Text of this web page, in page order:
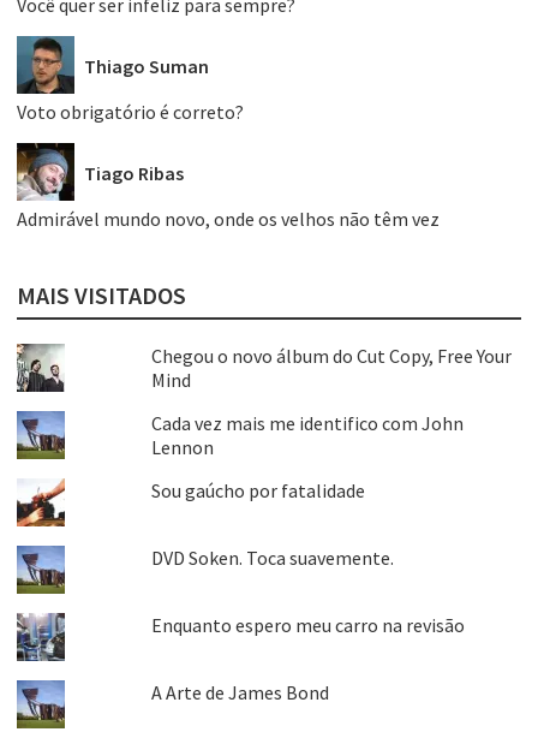
Você quer ser infeliz para sempre?
Thiago Suman
Voto obrigatório é correto?
Tiago Ribas
Admirável mundo novo, onde os velhos não têm vez
MAIS VISITADOS
Chegou o novo álbum do Cut Copy, Free Your
Mind
Cada vez mais me identifico com John
Lennon
Sou gaúcho por fatalidade
DVD Soken. Toca suavemente.
Enquanto espero meu carro na revisão
A Arte de James Bond